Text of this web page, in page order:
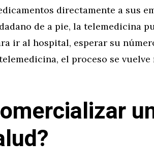
directamente a sus
de a pie, la telemedicina
ir al hospital, esperar su
el proceso se